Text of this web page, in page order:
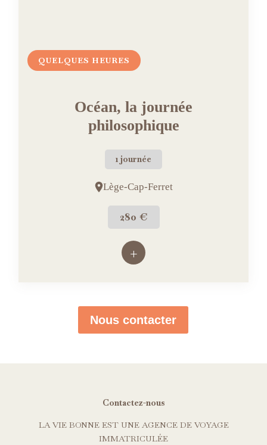
QUELQUES HEURES
Océan, la journée
philosophique
1 journée
Lège-Cap-Ferret
280 €
+
Nous contacter
Contactez-nous
LA VIE BONNE EST UNE AGENCE DE VOYAGE
IMMATRICULÉE